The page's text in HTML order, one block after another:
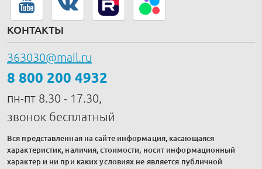
КОНТАКТЫ
363030@mail.ru
8 800 200 4932
пн-пт 8.30 - 17.30,
звонок бесплатный
Вся представленная на сайте информация, касающаяся
характеристик, наличия, стоимости, носит информационный
характер и ни при каких условиях не является публичной